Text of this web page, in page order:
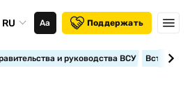
RU Аа Поддержать
и руководства ВСУ